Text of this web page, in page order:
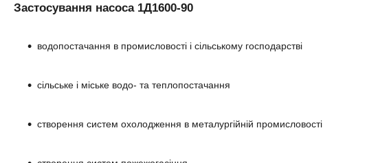
Застосування насоса 1Д1600-90
водопостачання в промисловості і сільському господарстві
сільське і міське водо- та теплопостачання
створення систем охолодження в металургійній промисловості